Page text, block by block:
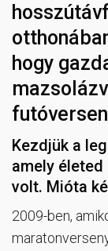
hogy
Kezdjük a
amely
volt. Mióta
2009-ben,